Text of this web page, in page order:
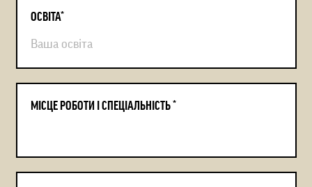
ОСВІТА*
МІСЦЕ РОБОТИ І СПЕЦІАЛЬНІСТЬ *